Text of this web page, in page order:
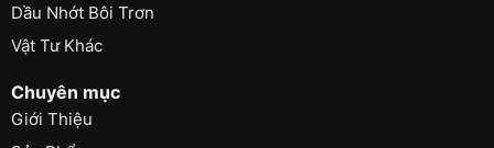
Dầu Nhớt Bôi Trơn
Vật Tư Khác
Chuyên mục
Giới Thiệu